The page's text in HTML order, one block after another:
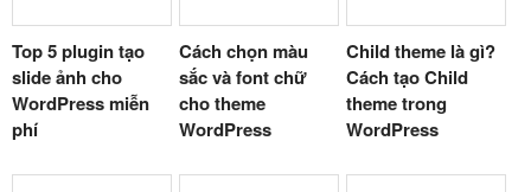
Top 5 plugin tạo
slide ảnh cho
WordPress miễn
phí
Cách chọn màu
sắc và font chữ
cho theme
WordPress
Child theme là gì?
Cách tạo Child
theme trong
WordPress